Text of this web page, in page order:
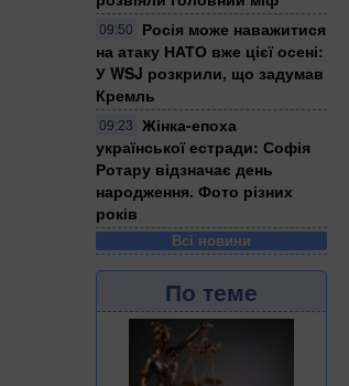
09:50
Росія може наважитися
на атаку НАТО вже цієї осені:
У WSJ розкрили, що задумав
Кремль
09:23
Жінка-епоха
української естради: Софія
Ротару відзначає день
народження. Фото різних
років
Всі новини
По теме